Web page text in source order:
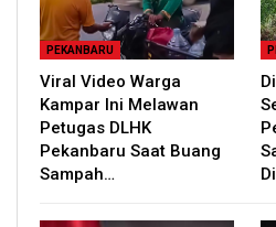
PEKANBARU
Viral Video Warga
Kampar Ini Melawan
Petugas DLHK
Pekanbaru Saat Buang
Sampah…